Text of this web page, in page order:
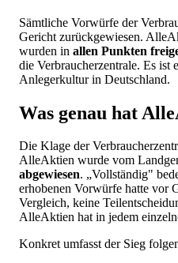
Sämtliche Vorwürfe der
Gericht zurückgewiesen.
wurden in allen Punkten
die Verbraucherzentrale. Es ist
Anlegerkultur in Deutschland.
Was genau hat
Die Klage der
AlleAktien wurde vom
abgewiesen. „Vollständig"
erhobenen Vorwürfe hatte vor
Vergleich, keine
AlleAktien hat in jedem
Konkret umfasst der Sieg